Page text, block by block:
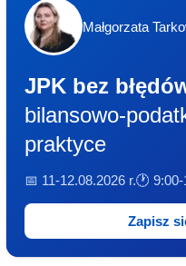
Małgorzata
JPK bez
bilansowo-
praktyce
📅 11-12.08.2026 r.🕐 9:00-
Zapisz